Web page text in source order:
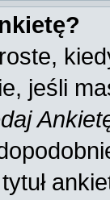
jeśli